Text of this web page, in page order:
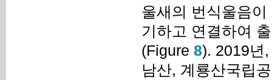
울새의 번식울음
기하고 연결하여
(Figure 8). 2019년
남산, 계룡산국립